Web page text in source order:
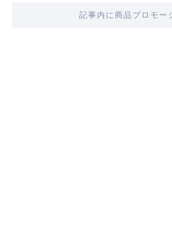
記事内に商品プロモー